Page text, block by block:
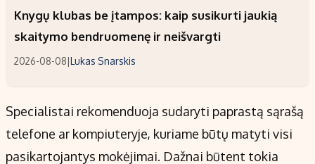
Knygų klubas be įtampos: kaip susikurti jaukią
skaitymo bendruomenę ir neišvargti
2026-08-08|Lukas Snarskis
Specialistai rekomenduoja sudaryti paprastą sąrašą
telefone ar kompiuteryje, kuriame būtų matyti visi
pasikartojantys mokėjimai. Dažnai būtent tokia